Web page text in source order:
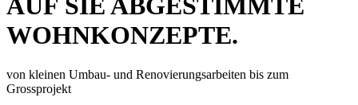
AUF SIE ABGESTIMMTE
WOHNKONZEPTE.
von kleinen Umbau- und Renovierungsarbeiten bis zum
Grossprojekt